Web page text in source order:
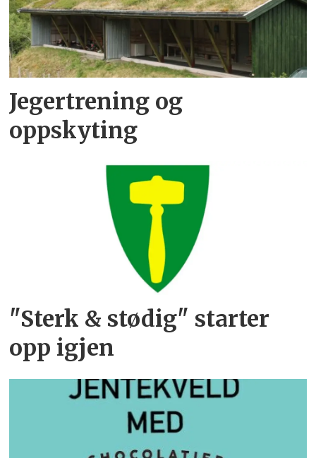
Jegertrening og
oppskyting
"Sterk & stødig" starter
opp igjen